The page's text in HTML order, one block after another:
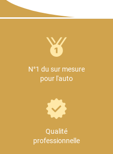
N°1 du sur mesure
pour l'auto
Qualité
professionnelle